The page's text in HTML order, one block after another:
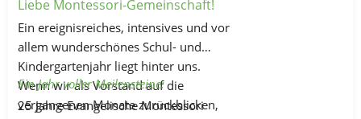
Liebe Montessori-Gemeinschaft!
Ein ereignisreiches, intensives und vor
allem wunderschönes Schul- und
Kindergartenjahr liegt hinter uns.
Wenn wir als Vorstand auf die
vergangenen Monate zurückblicken,
Ein Jahr voller Meilensteine:
25 Jahre Evangelische Montessori